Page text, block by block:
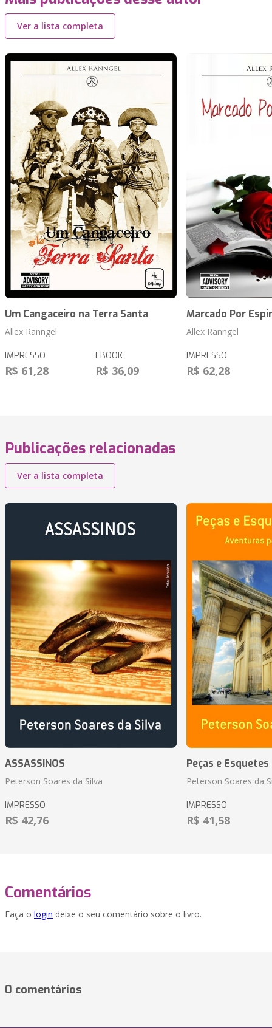
Ver a lista completa
Um Cangaceiro na Terra Santa
Allex Ranngel
IMPRESSO
R$ 61,28
EBOOK
R$ 36,09
Marcado Por
Allex Ranngel
IMPRESSO
R$ 62,28
Publicações relacionadas
Ver a lista completa
ASSASSINOS
Peterson Soares da Silva
IMPRESSO
R$ 42,76
Peças e
Peterson Soares da
IMPRESSO
R$ 41,58
Comentários
Faça o login deixe o seu comentário sobre o livro.
0 comentários